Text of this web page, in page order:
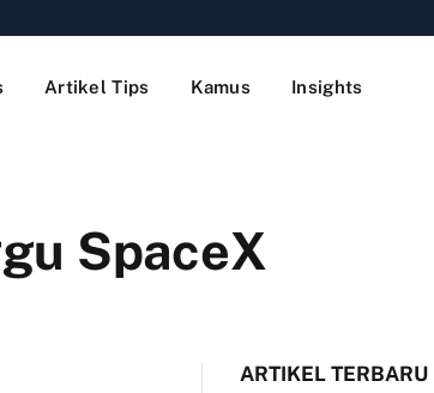
Artikel Tips Kamus Insights
SpaceX
ARTIKEL TERBARU